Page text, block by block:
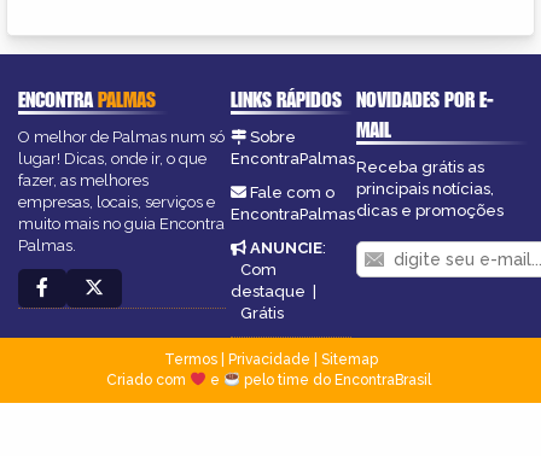
ENCONTRAPALMAS
O melhor de Palmas num só
lugar! Dicas, onde ir, o que
fazer, as melhores
empresas, locais, serviços e
muito mais no guia Encontra
Palmas.
LINKS RÁPIDOS
Sobre
EncontraPalmas
Fale com o
EncontraPalmas
ANUNCIE:
Com
destaque |
Grátis
NOVIDADES POR E-
MAIL
Receba grátis as
principais notícias,
dicas e promoções
Termos| Privacidade
Sitemap
Criado com
e pelo time do EncontraBrasil